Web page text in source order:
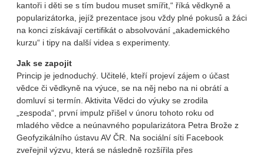
kantoři i děti se s tím budou muset smířit,“ říká vědkyně a
popularizátorka, jejíž prezentace jsou vždy plné pokusů a žáci
na konci získávají certifikát o absolvování „akademického
kurzu“ i tipy na další videa s experimenty.
Jak se zapojit
Princip je jednoduchý. Učitelé, kteří projeví zájem o účast
vědce či vědkyně na výuce, se na něj nebo na ni obrátí a
domluví si termín. Aktivita Vědci do výuky se zrodila
„zespoda“, první impulz přišel v únoru tohoto roku od
mladého vědce a neúnavného popularizátora Petra Brože z
Geofyzikálního ústavu AV ČR. Na sociální síti Facebook
zveřejnil výzvu, která se následně rozšířila přes